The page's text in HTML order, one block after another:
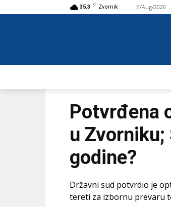
35.3 C Zvornik 6/Aug/2026
Potvrđena
u
godine?
Državni sud potvrdio je
tereti za izbornu prevaru